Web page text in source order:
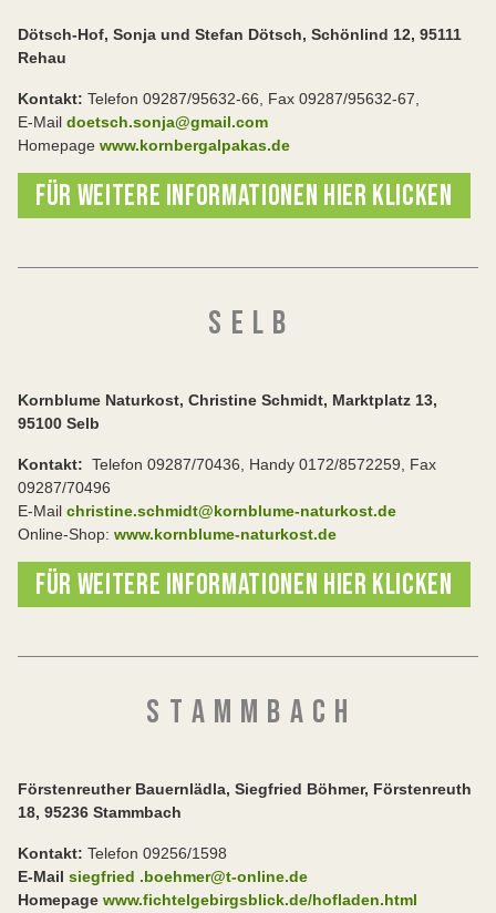
Dötsch-Hof, Sonja und Stefan Dötsch, Schönlind 12, 95111
Rehau
Kontakt: Telefon 09287/95632-66, Fax 09287/95632-67,
E-Mail doetsch.sonja@gmail.com
Homepage www.kornbergalpakas.de
FÜR WEITERE INFORMATIONEN HIER KLICKEN
S E L B
Kornblume Naturkost, Christine Schmidt, Marktplatz 13,
95100 Selb
Kontakt: Telefon 09287/70436, Handy 0172/8572259, Fax
09287/70496
E-Mail christine.schmidt@kornblume-naturkost.de
Online-Shop: www.kornblume-naturkost.de
FÜR WEITERE INFORMATIONEN HIER KLICKEN
S T A M M B A C H
Förstenreuther Bauernlädla, Siegfried Böhmer, Förstenreuth
18, 95236 Stammbach
Kontakt: Telefon 09256/1598
E-Mail siegfried .boehmer@t-online.de
Homepage www.fichtelgebirgsblick.de/hofladen.html